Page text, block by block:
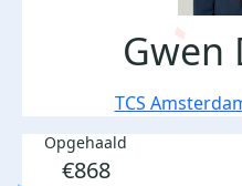
Gwen
TCS
Opgehaald
€868